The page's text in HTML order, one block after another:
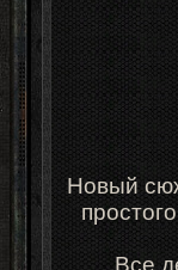
Новый